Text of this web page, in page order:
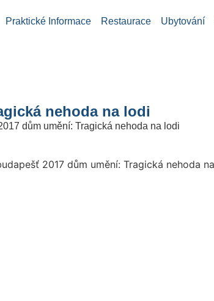
Praktické Informace Restaurace Ubytování
nehoda na lodi
dům umění: Tragická nehoda na lodi